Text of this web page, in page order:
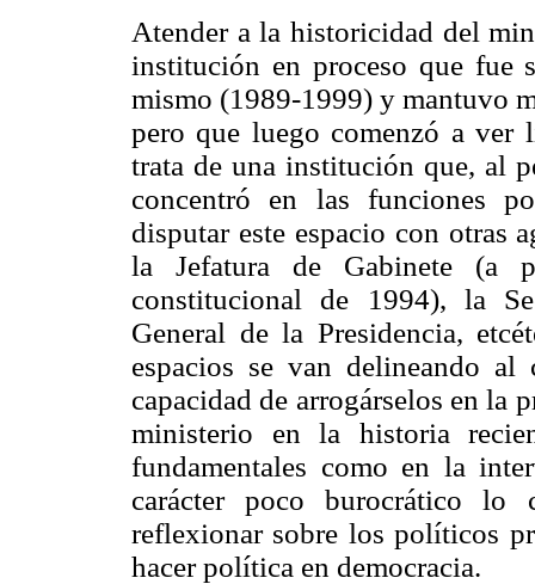
Atender a la historicidad del
institución en proceso que fue
mismo (1989-1999) y mantuvo
pero que luego comenzó a ver
trata de una institución que, al
concentró en las funciones
disputar este espacio con otras
la Jefatura de Gabinete (a
constitucional de 1994), la
General de la Presidencia,
espacios se van delineando
capacidad de arrogárselos en la
ministerio en la historia
fundamentales como en la
carácter poco burocrático lo
reflexionar sobre los políticos
hacer política en democracia.